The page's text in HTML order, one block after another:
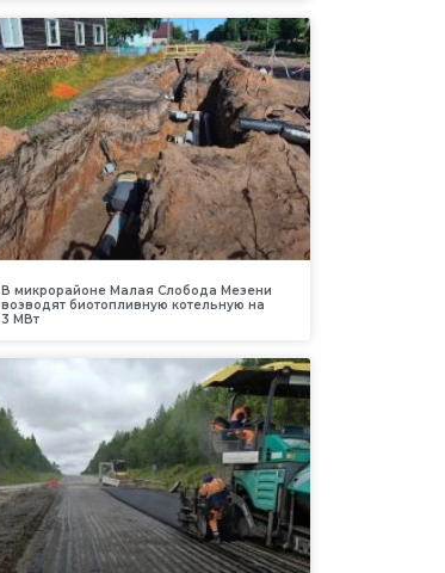
В микрорайоне Малая Слобода Мезени
возводят биотопливную котельную на
3 МВт